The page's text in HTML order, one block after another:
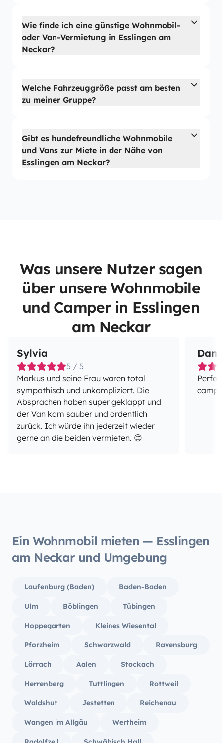
Wie finde ich eine günstige Wohnmobil-
oder Van-Vermietung in Esslingen am
Neckar?
Welche Fahrzeuggröße passt am besten
zu meiner Gruppe?
Gibt es hundefreundliche Wohnmobile
und Vans zur Miete in der Nähe von
Esslingen am Neckar?
Was unsere Nutzer sagen
über unsere Wohnmobile
und Camper in Esslingen
am Neckar
Sylvia
5 / 5
Markus und seine Frau waren total
sympathisch und unkompliziert. Die
Absprachen haben super geklappt und
der Van kam sauber und ordentlich
zurück. Ich würde ihn jederzeit wieder
gerne an die beiden vermieten. 😊
Ein Wohnmobil mieten — Esslingen
am Neckar und Umgebung
Laufenburg (Baden) Baden-Baden
Ulm Böblingen Tübingen
Hoppegarten Kleines Wiesental
Pforzheim Schwarzwald Ravensburg
Lörrach Aalen Stockach
Herrenberg Tuttlingen Rottweil
Waldshut Jestetten Reichenau
Wangen im Allgäu Wertheim